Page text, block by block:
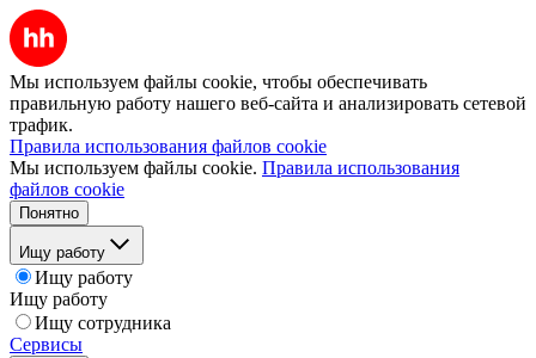
Мы используем файлы cookie, чтобы обеспечивать
правильную работу нашего веб-сайта и анализировать сетевой
трафик.
Правила использования файлов cookie
Мы используем файлы cookie. Правила использования
файлов cookie
Понятно
Ищу работу
Ищу работу
Ищу работу
Ищу сотрудника
Сервисы